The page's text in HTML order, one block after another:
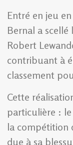
Entré en jeu
Bernal a scellé
Robert
contribuant à
classement
Cette
particulière : le
la compétition
due à sa